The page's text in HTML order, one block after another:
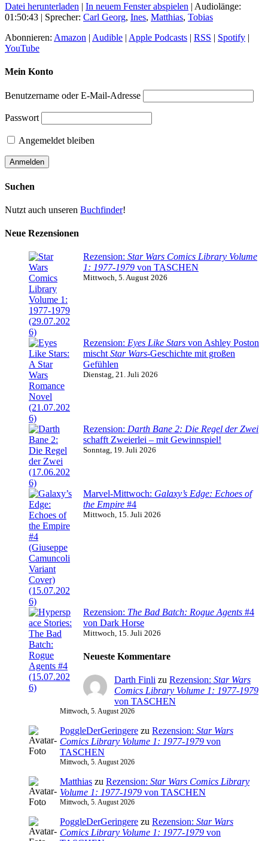
Datei herunterladen | In neuem Fenster abspielen | Audiolänge:
01:50:43 | Sprecher: Carl Georg, Ines, Matthias, Tobias
Abonnieren: Amazon | Audible | Apple Podcasts | RSS | Spotify |
YouTube
Mein Konto
Benutzername oder E-Mail-Adresse
Passwort
Angemeldet bleiben
Suchen
Nutzt auch unseren Buchfinder!
Neue Rezensionen
Rezension: Star Wars Comics Library Volume
1: 1977-1979 von TASCHEN
Mittwoch, 5. August 2026
Rezension: Eyes Like Stars von Ashley Poston
mischt Star Wars-Geschichte mit großen
Gefühlen
Dienstag, 21. Juli 2026
Rezension: Darth Bane 2: Die Regel der Zwei
schafft Zweierlei – mit Gewinnspiel!
Sonntag, 19. Juli 2026
Marvel-Mittwoch: Galaxy’s Edge: Echoes of
the Empire #4
Mittwoch, 15. Juli 2026
Rezension: The Bad Batch: Rogue Agents #4
von Dark Horse
Mittwoch, 15. Juli 2026
Neueste Kommentare
Darth Finli zu Rezension: Star Wars
Comics Library Volume 1: 1977-1979
von TASCHEN
Mittwoch, 5. August 2026
PoggleDerGeringere zu Rezension: Star Wars
Comics Library Volume 1: 1977-1979 von
TASCHEN
Mittwoch, 5. August 2026
Matthias zu Rezension: Star Wars Comics Library
Volume 1: 1977-1979 von TASCHEN
Mittwoch, 5. August 2026
PoggleDerGeringere zu Rezension: Star Wars
Comics Library Volume 1: 1977-1979 von